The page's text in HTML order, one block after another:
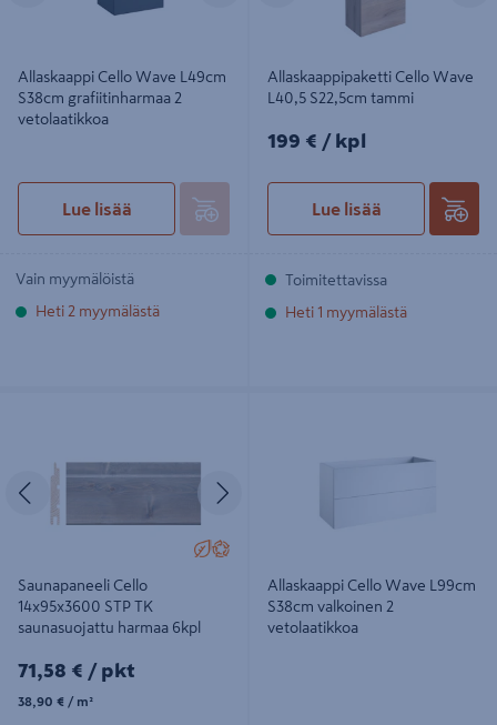
Allaskaappi Cello Wave L49cm
S38cm grafiitinharmaa 2
vetolaatikkoa
Lue lisää
Vain myymälöistä
Heti 2 myymälästä
Allaskaappipaketti Cello Wave
L40,5 S22,5cm tammi
199€/kpl
199 € / kpl
Lue lisää
Toimitettavissa
Heti 1 myymälästä
Edellinen
Saunapaneeli Cello
14x95x3600 STP TK
saunasuojattu harmaa 6kpl
71,58€/pkt
71,58 € / pkt
38,90€/m²
38,90 € / m²
Allaskaappi Cello Wave L99cm
S38cm valkoinen 2
vetolaatikkoa